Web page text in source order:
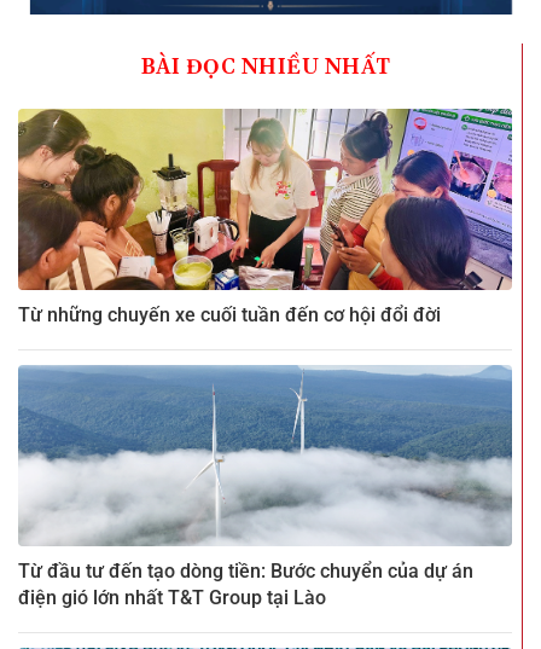
BÀI ĐỌC NHIỀU NHẤT
Từ những chuyến xe cuối tuần đến cơ hội đổi đời
Từ đầu tư đến tạo dòng tiền: Bước chuyển của dự án
điện gió lớn nhất T&T Group tại Lào